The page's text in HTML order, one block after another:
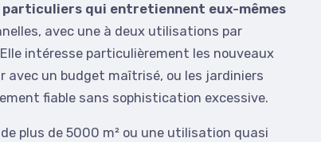
particuliers qui entretiennent eux-mêmes
avec une à deux utilisations par
intéresse particulièrement les nouveaux
avec un budget maîtrisé, ou les jardiniers
fiable sans sophistication excessive.
plus de 5000 m² ou une utilisation quasi